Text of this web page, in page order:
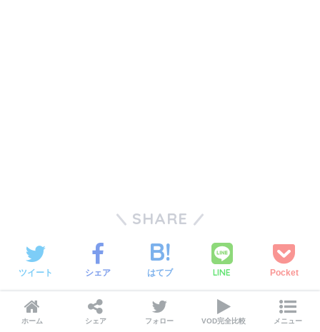
SHARE
ツイート シェア はてブ LINE Pocket
CATEGORY :
洋画
ホーム シェア フォロー VOD完全比較 メニュー